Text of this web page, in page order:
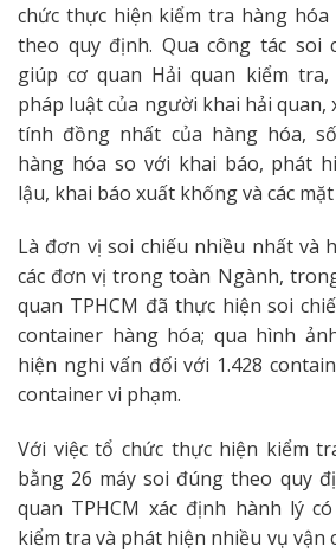
chức thực hiện kiểm tra hàng
theo quy định. Qua công tác soi
giúp cơ quan Hải quan kiểm
pháp luật của người khai hải quan,
tính đồng nhất của hàng hóa,
hàng hóa so với khai báo, phát
lậu, khai báo xuất khống và các
Là đơn vị soi chiếu nhiều nhất và
các đơn vị trong toàn Ngành,
quan TPHCM đã thực hiện soi
container hàng hóa; qua hình
hiện nghi vấn đối với 1.428
container vi phạm.
Với việc tổ chức thực hiện kiểm
bằng 26 máy soi đúng theo quy
quan TPHCM xác định hành lý
kiểm tra và phát hiện nhiều vụ vận